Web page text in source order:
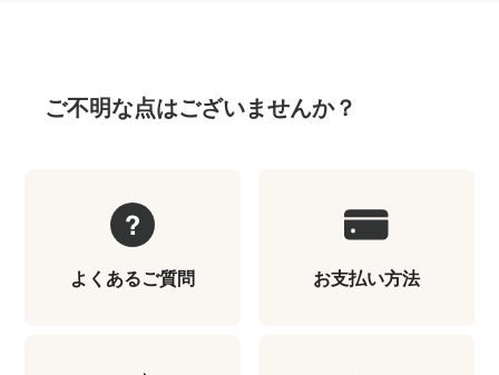
ご不明な点はございませんか？
よくあるご質問 お支払い方法